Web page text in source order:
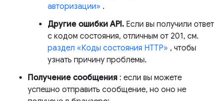
авторизации» .
Другие ошибки API. Если вы получили ответ
с кодом состояния, отличным от 201, см.
раздел «Коды состояния HTTP» , чтобы
узнать причину проблемы.
Получение сообщения : если вы можете
успешно отправить сообщение, но оно не